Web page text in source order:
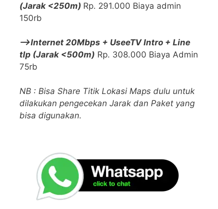
(Jarak <250m) Rp. 291.000 Biaya admin
150rb
—>Internet 20Mbps + UseeTV Intro + Line
tlp (Jarak <500m) Rp. 308.000 Biaya Admin
75rb
NB : Bisa Share Titik Lokasi Maps dulu untuk
dilakukan pengecekan Jarak dan Paket yang
bisa digunakan.